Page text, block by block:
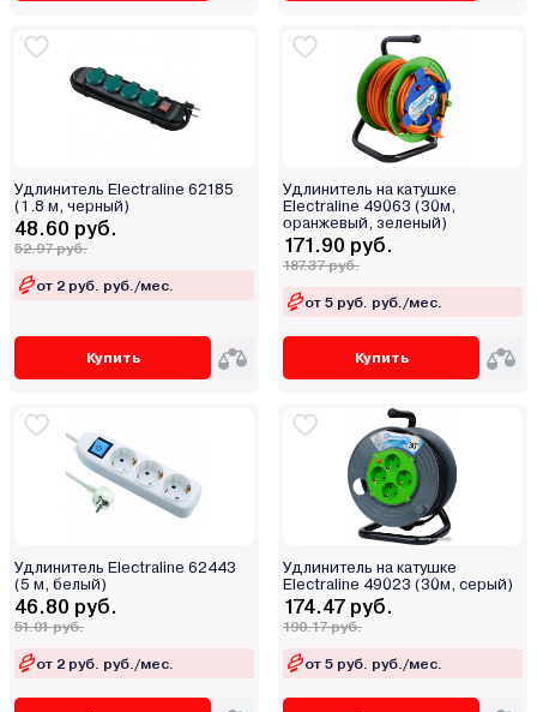
Удлинитель Electraline 62185
(1.8 м, черный)
48.60 руб.
52.97 руб.
от 2 руб. руб./мес.
Купить
Удлинитель на катушке
Electraline 49063 (30м,
оранжевый, зеленый)
171.90 руб.
187.37 руб.
от 5 руб. руб./мес.
Купить
Удлинитель Electraline 62443
(5 м, белый)
46.80 руб.
51.01 руб.
от 2 руб. руб./мес.
Удлинитель на катушке
Electraline 49023 (30м, серый)
174.47 руб.
190.17 руб.
от 5 руб. руб./мес.